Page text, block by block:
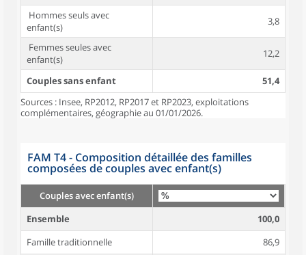
Hommes seuls avec
enfant(s)
3,8
Femmes seules avec
enfant(s)
12,2
Couples sans enfant
51,4
Sources : Insee, RP2012, RP2017 et RP2023, exploitations
complémentaires, géographie au 01/01/2026.
FAM T4 - Composition détaillée des familles
composées de couples avec enfant(s)
Couples avec enfant(s)
Ensemble
100,0
Famille traditionnelle
86,9